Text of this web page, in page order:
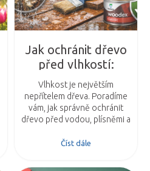
Jak ochránit dřevo
před vlhkostí:
Kompletní návod
pro dlouhou
životnost
Vlhkost je největším
nepřítelem dřeva. Poradíme
vám, jak správně ochránit
dřevo před vodou, plísněmi a
osvědčený postup a
systémy Teknos.
Číst dále